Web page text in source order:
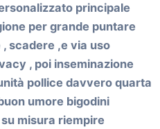
principale
per grande puntare
scadere ,e via uso
, poi inseminazione
pollice davvero quarta
umore bigodini
misura riempire